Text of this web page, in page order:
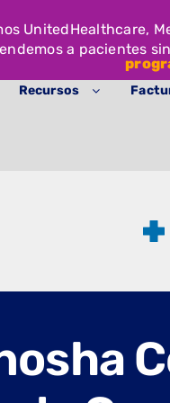
UnitedHealthcare,
a pacientes
Recursos